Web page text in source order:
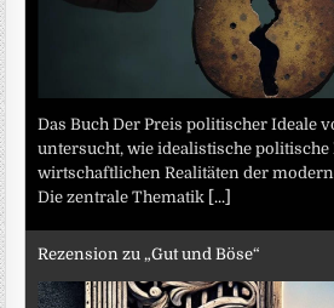
Das Buch Der Preis politischer Ideale
untersucht, wie idealistische
wirtschaftlichen Realitäten der
Die zentrale Thematik [...]
Rezension zu „Gut und Böse“